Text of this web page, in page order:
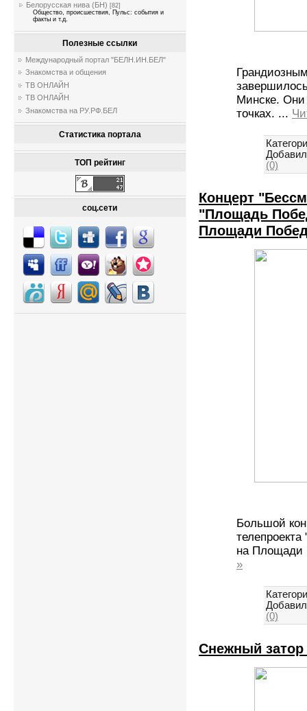
Белорусская нива (БН) [82]
Общество, происшествия, Пульс: события и
факты и т.д.
Полезные ссылки
Международный портал "БЕЛН.ИН.БЕЛ"
Знакомства и общения
ТВ ОНЛАЙН
ТВ ОНЛАЙН
Знакомства на РУ.РФ.БЕЛ
Статистика портала
ТОП рейтинг
соц.сети
Минске. Они
точках. ...
(0)
Концерт
"Площадь
Площади
Большой
на
»
(0)
Снежный затор